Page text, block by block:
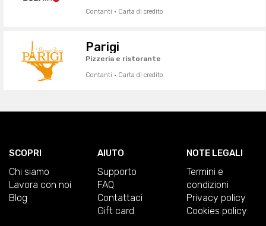
Contanti · Carta di credito
Parigi
Pizzeria e ristorante
Contanti · Carta di credito
SCOPRI
Chi siamo
Lavora con noi
Blog
AIUTO
Supporto
FAQ
Contattaci
Gift card
NOTE LEGALI
Termini e
condizioni
Privacy policy
Cookies policy